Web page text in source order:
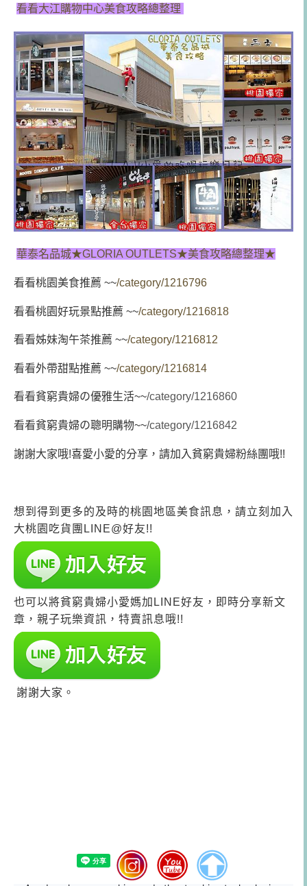
看看大江購物中心美食攻略總整理
華泰名品城★GLORIA OUTLETS★美食攻略總整理★
看看桃園美食推薦 ~~/category/1216796
看看桃園好玩景點推薦 ~~/category/1216818
看看姊妹淘午茶推薦 ~~/category/1216812
看看外帶甜點推薦 ~~/category/1216814
看看貧窮貴婦の優雅生活~~/category/1216860
看看貧窮貴婦の聰明購物~~/category/1216842
謝謝大家哦!喜愛小愛的分享，請加入貧窮貴婦粉絲團哦!!
想到得到更多的及時的桃園地區美食訊息，請立刻加入
大桃園吃貨團LINE@好友!!
也可以將貧窮貴婦小愛媽加LINE好友，即時分享新文
章，親子玩樂資訊，特賣訊息哦!!
謝謝大家。